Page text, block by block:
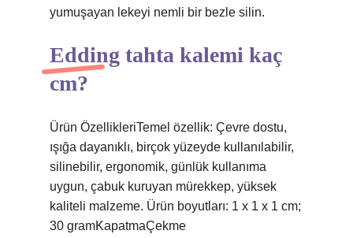
yumuşayan lekeyi nemli bir bezle silin.
Edding tahta kalemi kaç
cm?
Ürün ÖzellikleriTemel özellik: Çevre dostu,
ışığa dayanıklı, birçok yüzeyde kullanılabilir,
silinebilir, ergonomik, günlük kullanıma
uygun, çabuk kuruyan mürekkep, yüksek
kaliteli malzeme. Ürün boyutları: 1 x 1 x 1 cm;
30 gramKapatma‎Çekme